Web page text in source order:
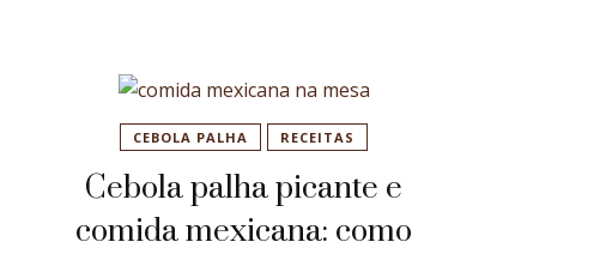
CEBOLA PALHA RECEITAS
Cebola palha picante e
comida mexicana: como